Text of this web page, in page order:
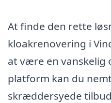
At finde den rette
kloakrenovering i
at være en vanskelig
platform kan du
skræddersyede